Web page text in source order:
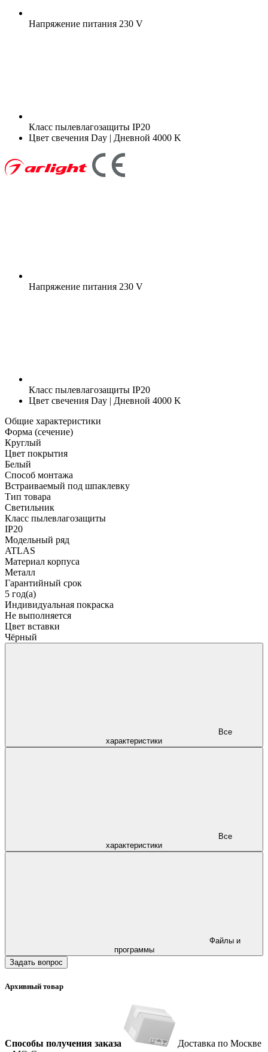
Напряжение питания 230 V
Класс пылевлагозащиты IP20
Цвет свечения Day | Дневной 4000 K
Напряжение питания 230 V
Класс пылевлагозащиты IP20
Цвет свечения Day | Дневной 4000 K
Общие характеристики
Форма (сечение)
Круглый
Цвет покрытия
Белый
Способ монтажа
Встраиваемый под шпаклевку
Тип товара
Светильник
Класс пылевлагозащиты
IP20
Модельный ряд
ATLAS
Материал корпуса
Металл
Гарантийный срок
5 год(а)
Индивидуальная покраска
Не выполняется
Цвет вставки
Чёрный
характеристики
характеристики
программы
Задать вопрос
Архивный товар
Способы получения заказа
Доставка по Москве